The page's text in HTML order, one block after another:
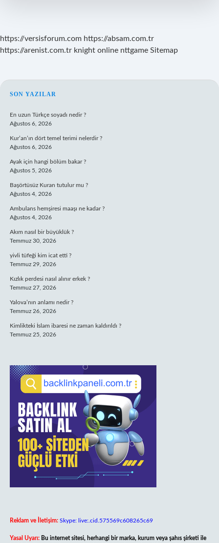
https://versisforum.com https://absam.com.tr
https://arenist.com.tr knight online nttgame Sitemap
SIDEBAR
SON YAZILAR
En uzun Türkçe soyadı nedir ?
Ağustos 6, 2026
Kur’an’ın dört temel terimi nelerdir ?
Ağustos 6, 2026
Ayak için hangi bölüm bakar ?
Ağustos 5, 2026
Başörtüsüz Kuran tutulur mu ?
Ağustos 4, 2026
Ambulans hemşiresi maaşı ne kadar ?
Ağustos 4, 2026
Akım nasıl bir büyüklük ?
Temmuz 30, 2026
yivli tüfeği kim icat etti ?
Temmuz 29, 2026
Kızlık perdesi nasıl alınır erkek ?
Temmuz 27, 2026
Yalova’nın anlamı nedir ?
Temmuz 26, 2026
Kimlikteki İslam ibaresi ne zaman kaldırıldı ?
Temmuz 25, 2026
Reklam ve İletişim: Skype: live:.cid.575569c608265c69
Yasal Uyarı: Bu internet sitesi, herhangi bir marka, kurum veya şahıs şirketi ile